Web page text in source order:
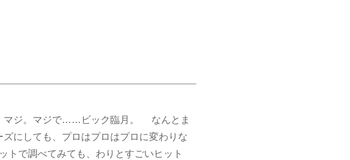
ジ。マジで……ビック臨月。 なんとま
にしても、プロはプロはプロに変わりな
で調べてみても、わりとすごいヒット